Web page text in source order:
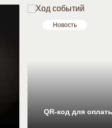
Новость
QR-код для